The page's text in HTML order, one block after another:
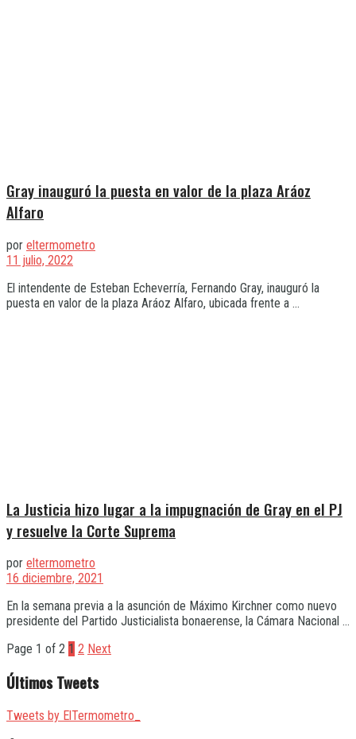
Gray inauguró la puesta en valor de la plaza Aráoz
Alfaro
por eltermometro
11 julio, 2022
El intendente de Esteban Echeverría, Fernando Gray, inauguró la
puesta en valor de la plaza Aráoz Alfaro, ubicada frente a ...
La Justicia hizo lugar a la impugnación de Gray en el PJ
y resuelve la Corte Suprema
por eltermometro
16 diciembre, 2021
En la semana previa a la asunción de Máximo Kirchner como nuevo
presidente del Partido Justicialista bonaerense, la Cámara Nacional ...
Page 1 of 2 1 2 Next
Últimos Tweets
Tweets by ElTermometro_